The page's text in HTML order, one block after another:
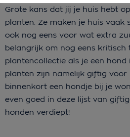
Grote kans dat jij je huis hebt
planten. Ze maken je huis vaak
ook nog eens voor wat extra
belangrijk om nog eens kritisch
plantencollectie als je een hond
planten zijn namelijk giftig voor
binnenkort een hondje bij je
even goed in deze lijst van
honden verdiept!